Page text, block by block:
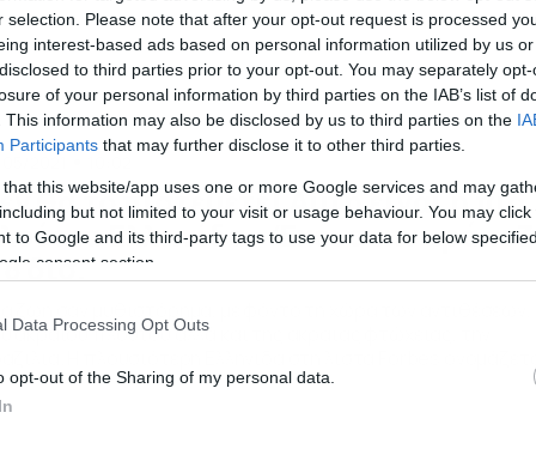
selection. Please note that after your opt-out request is processed
interest-based ads based on personal information utilized by us
to third parties prior to your opt-out. You may separately
of your personal information by third parties on the IAB’s list of
This information may also be disclosed by us to third parties on the
Participants that may further disclose it to other third parties.
that this website/app uses one or more Google services and may
but not limited to your visit or usage behaviour. You may
to Google and its third-party tags to use your data for below
consent section.
Data Processing Opt Outs
opt-out of the Sharing of my personal data.
05/2021
θα το πιστεύετε! Αυτή είναι η πιο
Ελληνίδα – Έχει στην
δισ.
ακραίου πλούτου αλλά και της ακραίας φτώχειας, την
Η πλουσιότερη Ελληνίδα στη λίστα Forbes
Σάφρα και στις 13 Μαΐου βρισκόταν στη θέση 339 με τους
πλούσιους και ισχυρούς. Τα νούμερα της περιουσίας της